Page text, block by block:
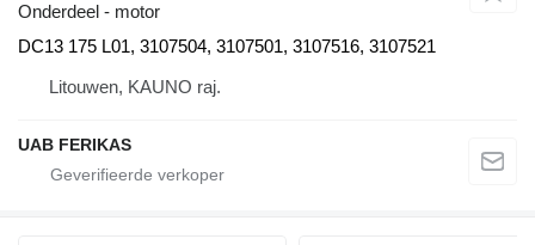
Onderdeel - motor
DC13 175 L01, 3107504, 3107501, 3107516, 3107521
Litouwen, KAUNO raj.
UAB FERIKAS